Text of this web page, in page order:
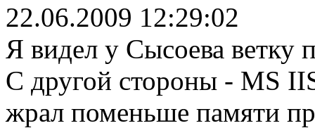
22.06.2009 12:29:02
Я видел у Сысоева ветку
C другой стороны - MS
жрал поменьше памяти